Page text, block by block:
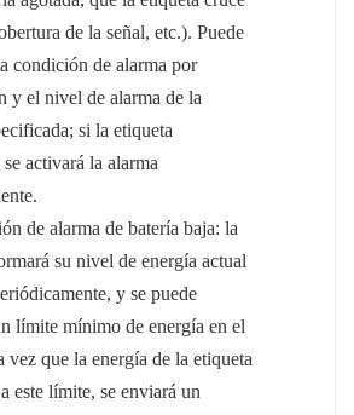
de la señal, etc.). Puede
condición de alarma por
y el nivel de alarma de la
si la etiqueta
se activará la alarma
de alarma de batería baja: la
su nivel de energía actual
y se puede
límite mínimo de energía en el
vez que la energía de la etiqueta
este límite, se enviará un